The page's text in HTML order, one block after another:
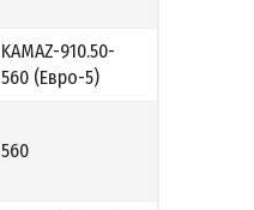
KAMAZ-910.50-
560 (Евро-5)
560